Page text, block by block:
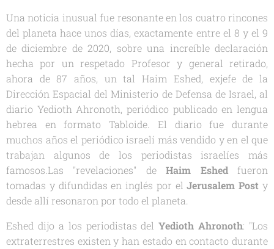
Una noticia inusual fue resonante en los cuatro rincones
del planeta hace unos días, exactamente entre el 8 y el 9
de diciembre de 2020, sobre una increíble declaración
hecha por un respetado Profesor y general retirado,
ahora de 87 años, un tal Haim Eshed, exjefe de la
Dirección Espacial del Ministerio de Defensa de Israel, al
diario Yedioth Ahronoth, periódico publicado en lengua
hebrea en formato Tabloide. El diario fue durante
muchos años el periódico israelí más vendido y en el que
trabajan algunos de los periodistas israelíes más
famosos.Las "revelaciones" deHaim Eshedfueron
tomadas y difundidas en inglés por elJerusalem Post y
desde allí resonaron por todo el planeta.
Eshed dijo a los periodistas delYedioth Ahronoth: "Los
extraterrestres existen y han estado en contacto durante